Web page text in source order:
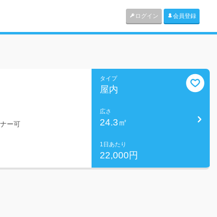
ログイン 会員登録
ー可
タイプ
屋内
広さ
24.3㎡
1日あたり
22,000円